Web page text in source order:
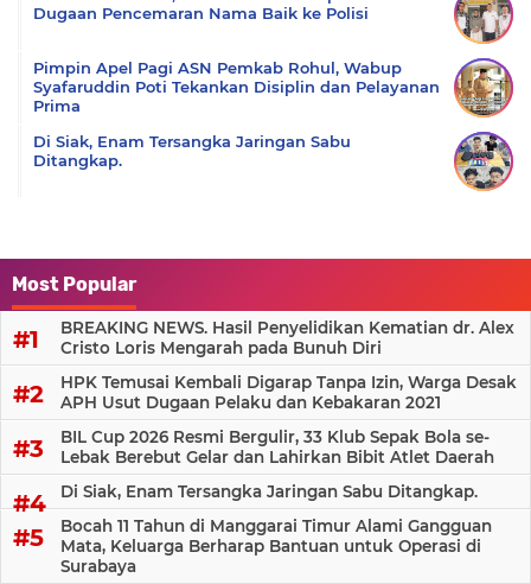
Dugaan Pencemaran Nama Baik ke Polisi
Pimpin Apel Pagi ASN Pemkab Rohul, Wabup
Syafaruddin Poti Tekankan Disiplin dan Pelayanan
Prima
Di Siak, Enam Tersangka Jaringan Sabu
Ditangkap.
Most Popular
BREAKING NEWS. Hasil Penyelidikan Kematian dr. Alex
Cristo Loris Mengarah pada Bunuh Diri
HPK Temusai Kembali Digarap Tanpa Izin, Warga Desak
APH Usut Dugaan Pelaku dan Kebakaran 2021
BIL Cup 2026 Resmi Bergulir, 33 Klub Sepak Bola se-
Lebak Berebut Gelar dan Lahirkan Bibit Atlet Daerah
Di Siak, Enam Tersangka Jaringan Sabu Ditangkap.
Bocah 11 Tahun di Manggarai Timur Alami Gangguan
Mata, Keluarga Berharap Bantuan untuk Operasi di
Surabaya